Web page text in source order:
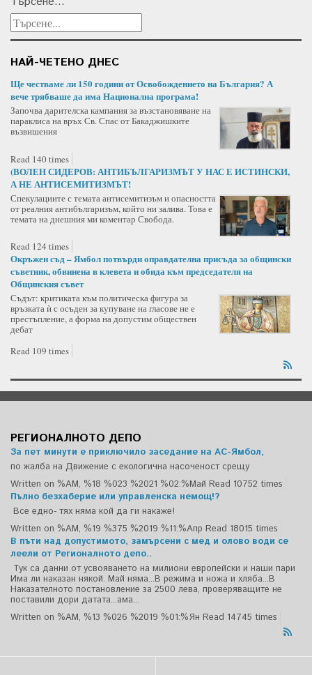
НАЙ-ЧЕТЕНО ДНЕС
Ще честваме ли 150 години от Освобождението на България? А
вече трябваше да има Национална програма!
Започва дарителска кампания за възстановяване на
параклиса на връх Св. Спас от Бакаджишките
възвишения
Read 140 times
(ВОЛЕН СИДЕРОВ: АНТИБЪЛГАРИЗМЪТ У НАС Е ИСТИНСКИ,
А НЕ АНТИСЕМИТИЗМЪТ!
Спекулациите с темата антисемитизъм и опасността
от реалния антибългаризъм, който ни залива. Това е
темата на днешния ми коментар Свобода.
Read 124 times
Окръжен съд – Ямбол потвърди оправдателна присъда за общински
съветник, обвинена в клевета и обида към председателя на
Общинския съвет
Съдът: критиката към политическа фигура за
връзката ѝ с осъден за купуване на гласове не е
престъпление, а форма на допустим обществен
дебат
Read 109 times
РЕГИОНАЛНОТО ДЕПО
За пет минути е приключило заседание на АС-Ямбол,
по жалба на Движение с екологична насоченост срещу
Written on %AM, %18 %023 %2021 %02:%Май Read 10752 times
Пълно безхаберие или управленска немощ!?
Все едно- тях няма кой да ги накаже!
Written on %AM, %19 %375 %2019 %11:%Апр Read 18015 times
В пъти над допустимото, замърсени с мед и олово води се
леели от Регионалното депо..
Тук са данни от усвояването на милиони европейски и наши пари
Има ли наказан някой. Май няма...В режима и ножа и хляба...В
Наказателното постановление за 2500 лева, проверяващите не
поставили дори датата...ама...
Written on %AM, %13 %026 %2019 %01:%Ян Read 14745 times